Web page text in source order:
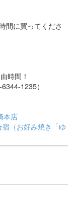
に買ってくださ
時間！
6344-1235）
本店